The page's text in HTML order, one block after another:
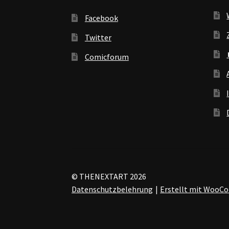
Facebook
Twitter
Comicforum
© THENEXTART 2026
Datenschutzbelehrung
Erstellt mit